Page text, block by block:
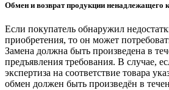
Обмен и возврат продукции ненадлежащего
Если покупатель обнаружил
приобретения, то он может
Замена должна быть произведена в
предъявления требования. В случае,
экспертиза на соответствие товара
обмен должен быть произведён в